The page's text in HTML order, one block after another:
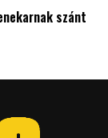
szánt